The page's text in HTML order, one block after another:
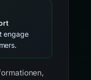
engage